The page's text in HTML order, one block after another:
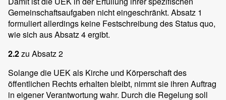
Gemeinschaftsaufgaben nicht eingeschränkt. Absatz 1
formuliert allerdings keine Festschreibung des Status quo,
wie sich aus Absatz 4 ergibt.
2.2zu Absatz 2
Solange die UEK als Kirche und Körperschaft des
öffentlichen Rechts erhalten bleibt, nimmt sie ihren Auftrag
in eigener Verantwortung wahr. Durch die Regelung soll